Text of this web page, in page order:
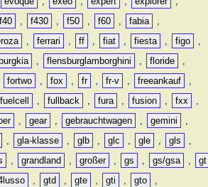
f40 , f430 , f50 , f60 , fabia
,
, ferrari , ff , fiat , fiesta , figo
,
, flensburglamborghini , floride
,
fortwo , fox , fr , fr-v , freeankauf
,
fuelcell , fullback , fura , fusion , fxx
,
, gear , gebrauchtwagen , gemini
,
, gla-klasse , glb , glc , gle , gls
,
, grandland , großer , gs , gs/gsa ,
gt
, gtd , gte , gti , gto
,